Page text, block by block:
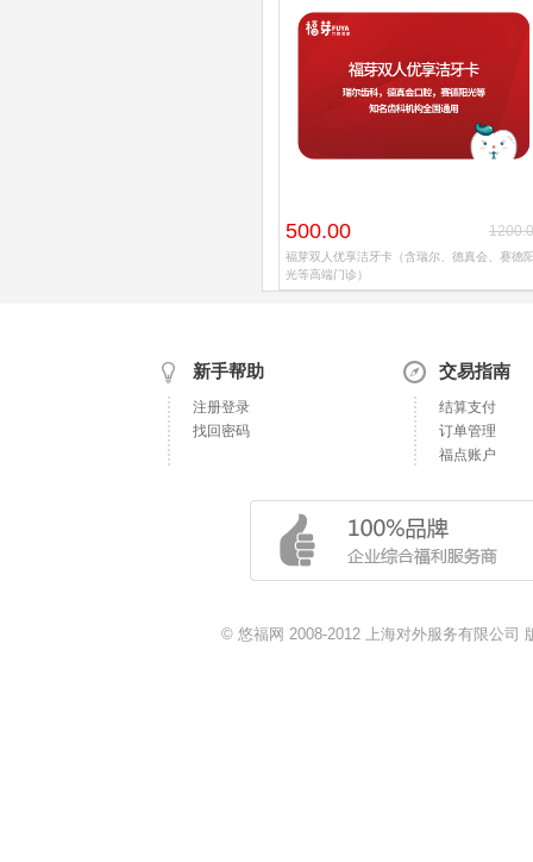
500.00
福芽双人优享洁牙卡（含瑞尔、德真会、赛德
光等高端门诊）
新手帮助
注册登录
找回密码
交易指南
结算支付
订单管理
福点账户
© 悠福网 2008-2012 上海对外服务有限公司